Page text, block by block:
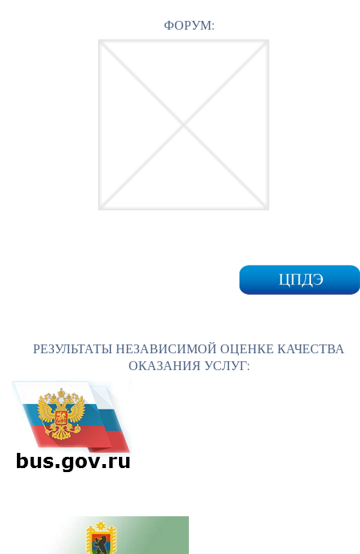
ФОРУМ:
РЕЗУЛЬТАТЫ НЕЗАВИСИМОЙ ОЦЕНКЕ КАЧЕСТВА
ОКАЗАНИЯ УСЛУГ: